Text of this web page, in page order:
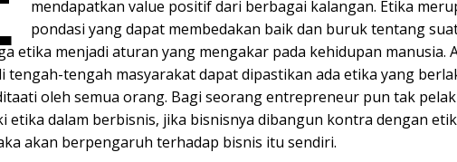
mendapatkan value positif dari berbagai kalangan. Etika
pondasi yang dapat membedakan baik dan buruk tentang
etika menjadi aturan yang mengakar pada kehidupan manusia.
tengah-tengah masyarakat dapat dipastikan ada etika yang
oleh semua orang. Bagi seorang entrepreneur pun tak
etika dalam berbisnis, jika bisnisnya dibangun kontra dengan
akan berpengaruh terhadap bisnis itu sendiri.